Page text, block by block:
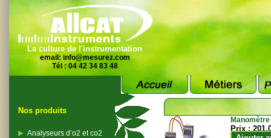
La culture de l'instrumentation
email: info@mesurez.com
Tél : 04 42 34 83 48
Nos produits
Analyseurs d’o2 et co2
Prix :